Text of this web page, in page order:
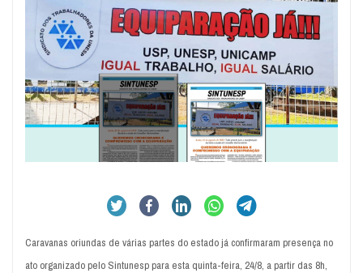
Caravanas oriundas de várias partes do estado já confirmaram presença no
ato organizado pelo Sintunesp para esta quinta-feira, 24/8, a partir das 8h,